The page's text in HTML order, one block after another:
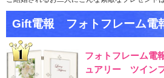
Gift電報 フォトフレーム電
フォトフレーム
ュアリー ツイン